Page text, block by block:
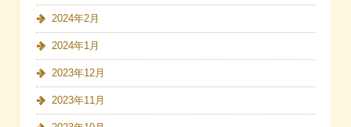
2024年2月
2024年1月
2023年12月
2023年11月